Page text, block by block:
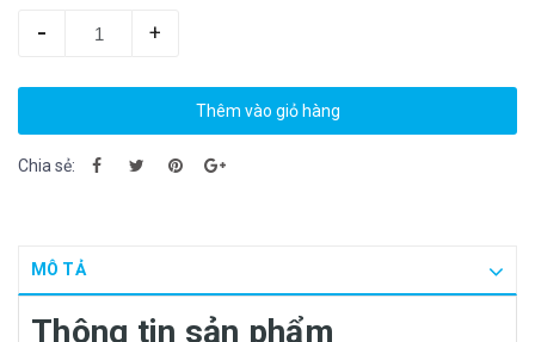
- +
Thêm vào giỏ hàng
Chia sẻ:
MÔ TẢ
Thông tin sản phẩm